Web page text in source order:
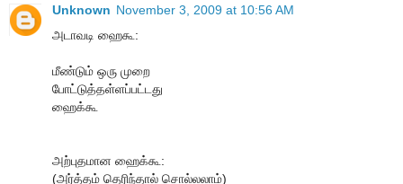
Unknown November 3, 2009 at 10:56 AM
அடாவடி ஹைகூ:
மீண்டும் ஒரு முறை
போட்டுத்தள்ளப்பட்டது
ஹைக்கூ
அற்புதமான ஹைக்கூ:
(அர்த்தம் தெரிந்தால் சொல்லலாம்)